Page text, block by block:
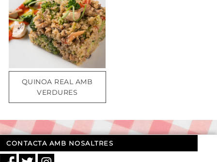
QUINOA REAL AMB
VERDURES
CONTACTA AMB NOSALTRES